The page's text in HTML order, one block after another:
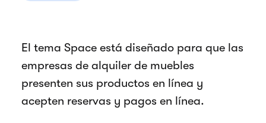
El tema Space está diseñado para que las
empresas de alquiler de muebles
presenten sus productos en línea y
acepten reservas y pagos en línea.